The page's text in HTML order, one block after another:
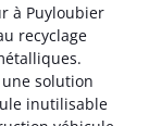
à Puyloubier
recyclage
une solution
inutilisable